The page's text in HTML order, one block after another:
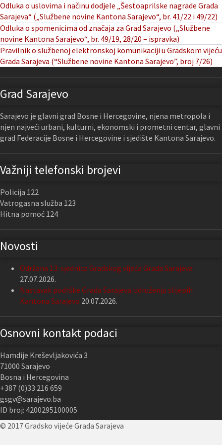
Odluka o uslovima i načinu dodjele „Šestoaprilske nagrade Grada
Sarajeva“ („Službene novine Kantona Sarajevo“, br. 41/22 i 49/22)
Odluka o spomenicima od značaja za Grad Sarajevo („Službene
novine Kantona Sarajevo“, br. 49/19, 28/20 – ispravka)
Pravilnik o službenoj elektronskoj komunikaciji u Gradskom vijeću
Grada Sarajeva (“Službene novine Kantona Sarajevo”, broj 7/26)
Grad Sarajevo
Sarajevo je glavni grad Bosne i Hercegovine, njena metropola i
njen najveći urbani, kulturni, ekonomski i prometni centar, glavni
grad Federacije Bosne i Hercegovine i sjedište Kantona Sarajevo.
Važniji telefonski brojevi
Policija 122
Vatrogasna služba 123
Hitna pomoć 124
Novosti
Održana 13. sjednica Gradskog vijeća Grada Sarajeva
27.07.2026.
Nastavak podrške Grada Sarajeva Udruženju slijepih
Kantona Sarajevo 20.07.2026.
Osnovni kontakt podaci
Hamdije Kreševljakovića 3
71000 Sarajevo
Bosna i Hercegovina
+387 (0)33 216 659
gsgv@sarajevo.ba
ID broj: 4200295100005
© 2017 Gradsko vijeće Grada Sarajeva